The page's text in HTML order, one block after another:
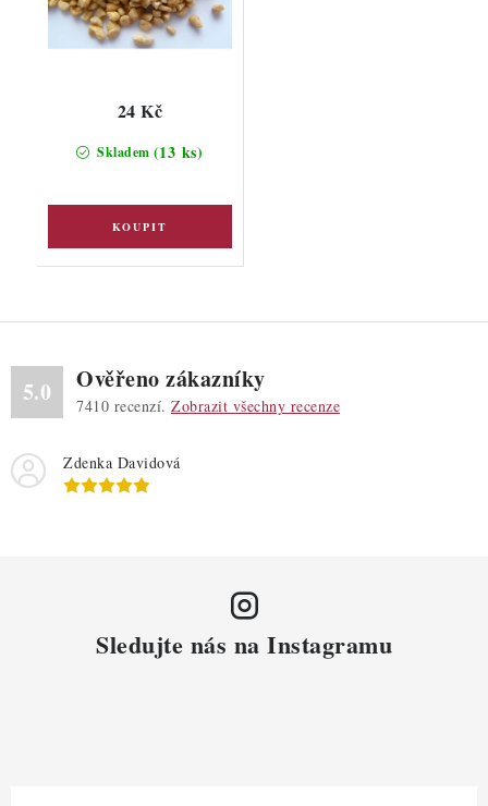
Skladem (13 ks)
24 Kč
5.0 Ověřeno zákazníky
7410 recenzí. Zobrazit všechny recenze
Zdenka Davidová
Sledujte nás na Instagramu